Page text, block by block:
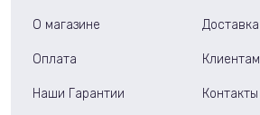
О магазине Доставка
Оплата Клиентам
Наши Гарантии Контакты